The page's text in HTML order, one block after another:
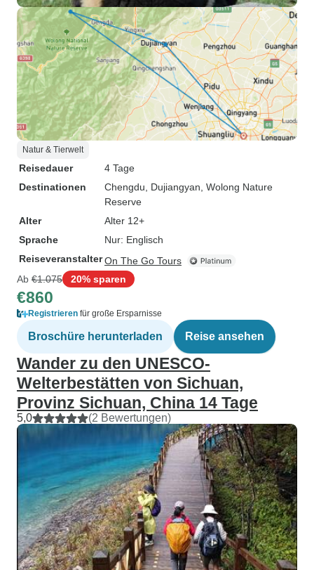
Natur & Tierwelt
Reisedauer
4 Tage
Destinationen
Chengdu , Dujiangyan , Wolong Nature
Reserve
Alter
Alter 12+
Sprache
Nur: Englisch
ReiseveranstalterOn The Go Tours
Ab €1.075 20% sparen
€860
Registrieren für große Ersparnisse
Broschüre herunterladen Reise ansehen
Wander zu den UNESCO-
Welterbestätten von Sichuan,
Provinz Sichuan, China 14 Tage
5,0 (2 Bewertungen)